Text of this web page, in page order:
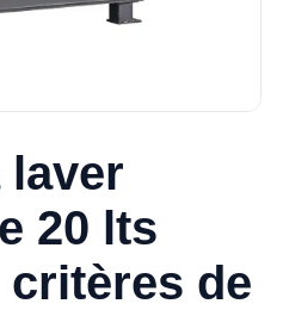
laver
20 lts
critères de